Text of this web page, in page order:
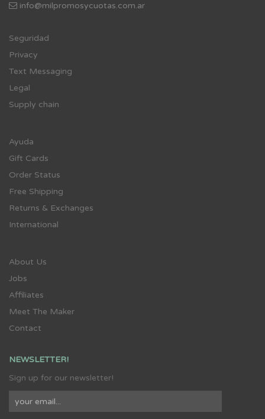
info@milpromosycuotas.com.ar
Seguridad
Privacy
Text Messaging
Legal
Supply chain
Ayuda
Gift Cards
Order Status
Free Shipping
Returns & Exchanges
International
About Us
Jobs
Affiliates
Meet The Maker
Contact
NEWSLETTER!
Sign up for our newsletter!